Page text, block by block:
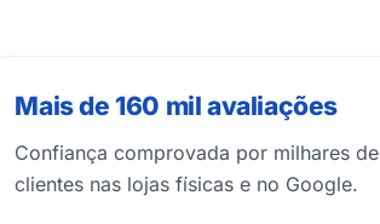
Mais de 160 mil avaliações
Confiança comprovada por milhares de
clientes nas lojas físicas e no Google.